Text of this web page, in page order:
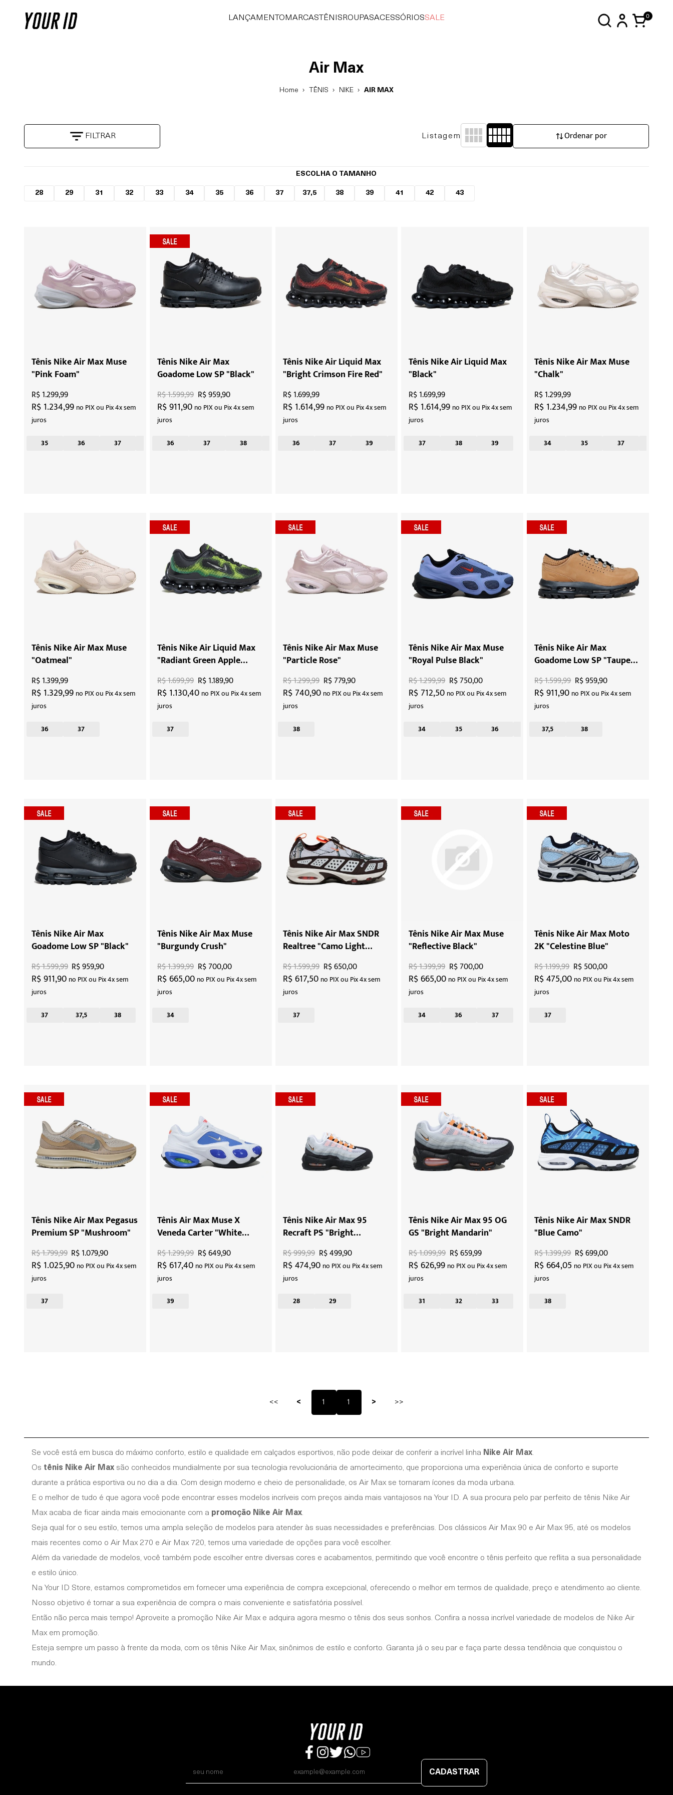
LANÇAMENTO MARCAS TÊNIS ROUPASACESSÓRIOSSALE 0
Air Max
Home TÊNIS NIKE AIR MAX
FILTRAR Listagem Ordenar por
ESCOLHA O TAMANHO
28 29 31 32 33 34 35 36 37 37,5 38 39 41 42 43
Tênis Nike Air Max Muse
"Pink Foam"
R$ 1.234,99 no PIX ou Pix 4x sem
juros
R$ 1.299,99
35 36 37
Tênis Nike Air Max
Goadome Low SP "Black"
R$ 911,90 no PIX ou Pix 4x sem
juros
R$ 1.599,99 R$ 959,90
36 37 38
Tênis Nike Air Liquid Max
"Bright Crimson Fire Red"
R$ 1.614,99 no PIX ou Pix 4x sem
juros
R$ 1.699,99
36 37 39
Tênis Nike Air Liquid Max
"Black"
R$ 1.614,99 no PIX ou Pix 4x sem
juros
R$ 1.699,99
37 38 39
Tênis Nike Air Max Muse
"Chalk"
R$ 1.234,99 no PIX ou Pix 4x sem
juros
R$ 1.299,99
34 35 37
Tênis Nike Air Max Muse
"Oatmeal"
R$ 1.329,99 no PIX ou Pix 4x sem
juros
R$ 1.399,99
36 37
Tênis Nike Air Liquid Max
"Radiant Green Apple
Green"
R$ 1.130,40 no PIX ou Pix 4x sem
juros
R$ 1.699,99 R$ 1.189,90
37
Tênis Nike Air Max Muse
"Particle Rose"
R$ 740,90 no PIX ou Pix 4x sem
juros
R$ 1.299,99 R$ 779,90
38
Tênis Nike Air Max Muse
"Royal Pulse Black"
R$ 712,50 no PIX ou Pix 4x sem
juros
R$ 1.299,99 R$ 750,00
34 35 36
Tênis Nike Air Max
Goadome Low SP "Taupe
Black"
R$ 911,90 no PIX ou Pix 4x sem
juros
R$ 1.599,99 R$ 959,90
37,5 38
Tênis Nike Air Max
Goadome Low SP "Black"
R$ 911,90 no PIX ou Pix 4x sem
juros
R$ 1.599,99 R$ 959,90
37 37,5 38
Tênis Nike Air Max Muse
"Burgundy Crush"
R$ 665,00 no PIX ou Pix 4x sem
juros
R$ 1.399,99 R$ 700,00
34
Tênis Nike Air Max SNDR
Realtree "Camo Light
Orewood Brown"
R$ 617,50 no PIX ou Pix 4x sem
juros
R$ 1.599,99 R$ 650,00
37
Tênis Nike Air Max Muse
"Reflective Black"
R$ 665,00 no PIX ou Pix 4x sem
juros
R$ 1.399,99 R$ 700,00
34 36 37
Tênis Nike Air Max Moto
2K "Celestine Blue"
R$ 475,00 no PIX ou Pix 4x sem
juros
R$ 1.199,99 R$ 500,00
37
Tênis Nike Air Max Pegasus
Premium SP "Mushroom"
R$ 1.025,90 no PIX ou Pix 4x sem
juros
R$ 1.799,99 R$ 1.079,90
37
Tênis Air Max Muse X
Veneda Carter "White
R$ 617,40 no PIX ou Pix 4x sem
juros
R$ 1.299,99 R$ 649,90
39
Tênis Nike Air Max 95
Recraft PS "Bright
R$ 474,90 no PIX ou Pix 4x sem
juros
R$ 999,99 R$ 499,90
28 29
Tênis Nike Air Max 95 OG
GS "Bright Mandarin"
R$ 626,99 no PIX ou Pix 4x sem
juros
R$ 1.099,99 R$ 659,99
31 32 33
Tênis Nike Air Max SNDR
"Blue Camo"
R$ 664,05 no PIX ou Pix 4x sem
juros
R$ 1.399,99 R$ 699,00
38
<< < 1 1 > >>
Se você está em busca do máximo conforto, estilo e qualidade em calçados esportivos, não pode deixar de conferir a incrível linha Nike Air Max.
Os tênis Nike Air Maxsão conhecidos mundialmente por sua tecnologia revolucionária de amortecimento, que proporciona uma experiência única de conforto e suporte
durante a prática esportiva ou no dia a dia. Com design moderno e cheio de personalidade, os Air Max se tornaram ícones da moda urbana.
E o melhor de tudo é que agora você pode encontrar esses modelos incríveis com preços ainda mais vantajosos na Your ID. A sua procura pelo par perfeito de tênis Nike Air
Max acaba de ficar ainda mais emocionante com a promoção Nike Air Max.
Seja qual for o seu estilo, temos uma ampla seleção de modelos para atender às suas necessidades e preferências. Dos clássicos Air Max 90 e Air Max 95, até os modelos
mais recentes como o Air Max 270 e Air Max 720, temos uma variedade de opções para você escolher.
Além da variedade de modelos, você também pode escolher entre diversas cores e acabamentos, permitindo que você encontre o tênis perfeito que reflita a sua personalidade
e estilo único.
Na Your ID Store, estamos comprometidos em fornecer uma experiência de compra excepcional, oferecendo o melhor em termos de qualidade, preço e atendimento ao cliente.
Nosso objetivo é tornar a sua experiência de compra o mais conveniente e satisfatória possível.
Então não perca mais tempo! Aproveite a promoção Nike Air Max e adquira agora mesmo o tênis dos seus sonhos. Confira a nossa incrível variedade de modelos de Nike Air
Max em promoção.
Esteja sempre um passo à frente da moda, com os tênis Nike Air Max, sinônimos de estilo e conforto. Garanta já o seu par e faça parte dessa tendência que conquistou o
mundo.
CADASTRAR